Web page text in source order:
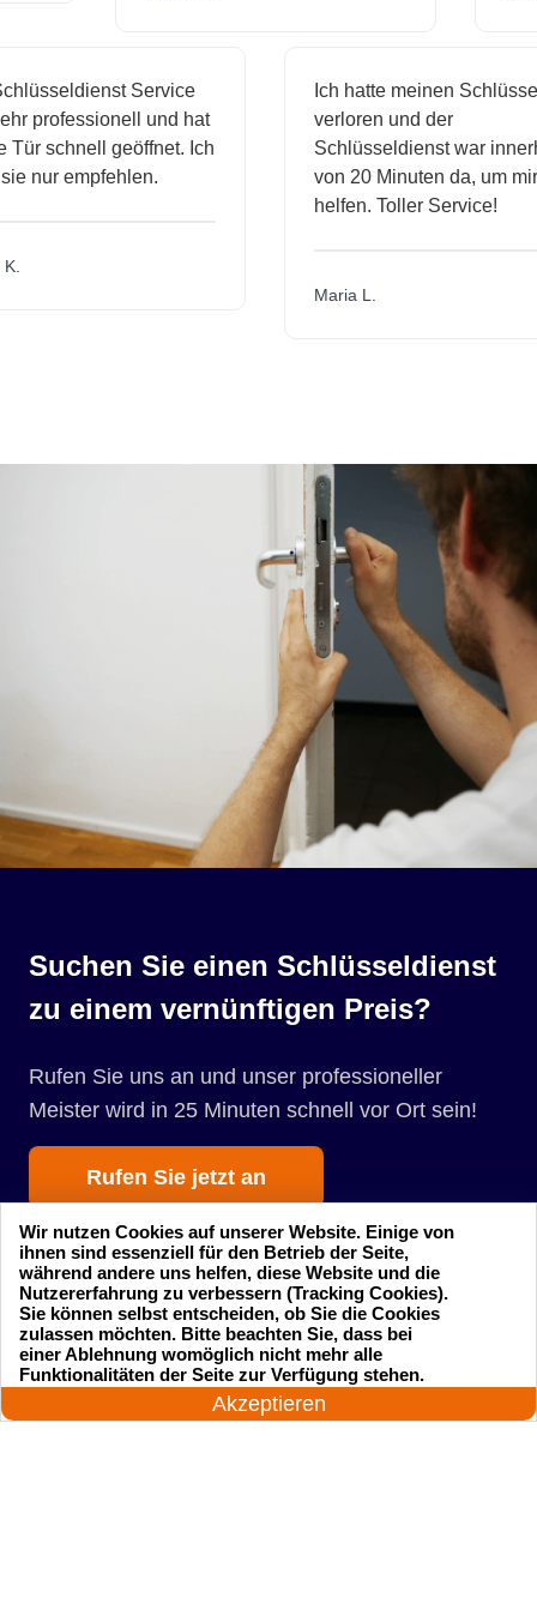
Service
professionell und hat
schnell geöffnet. Ich
nur empfehlen.
Ich hatte meinen Schlüssel
verloren und der
Schlüsseldienst war
von 20 Minuten da, um mir
helfen. Toller Service!
Maria L.
Suchen Sie einen Schlüsseldienst
zu einem vernünftigen Preis?
Rufen Sie uns an und unser professioneller
Meister wird in 25 Minuten schnell vor Ort sein!
Rufen Sie jetzt an
Startseite Einsatzgebiete
Preise
24 Stunden am Tag
Akzeptieren
Wir nutzen Cookies auf unserer Website. Einige von
ihnen sind essenziell für den Betrieb der Seite,
während andere uns helfen, diese Website und die
Nutzererfahrung zu verbessern (Tracking Cookies).
Sie können selbst entscheiden, ob Sie die Cookies
zulassen möchten. Bitte beachten Sie, dass bei
einer Ablehnung womöglich nicht mehr alle
Funktionalitäten der Seite zur Verfügung stehen.